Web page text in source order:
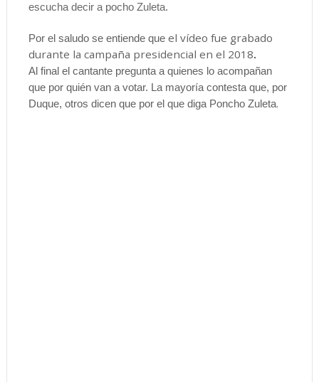
escucha decir a pocho Zuleta.
Por el saludo se entiende que el vídeo fue grabado
durante la campaña presidencial en el 2018.
Al final el cantante pregunta a quienes lo acompañan
que por quién van a votar. La mayoría contesta que, por
Duque, otros dicen que por el que diga Poncho Zuleta.